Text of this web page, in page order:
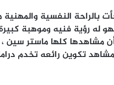
بالراحة النفسية
له رؤية فنيه وموهبة
مشاهدها كلها ماستر سين
تكوين رائعه تخدم